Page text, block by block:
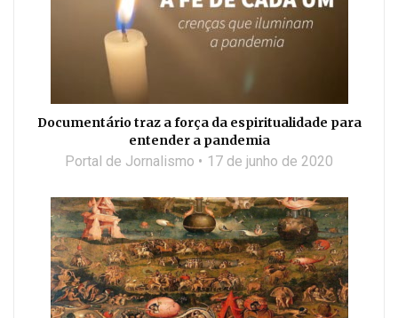
Documentário traz a força da espiritualidade para
entender a pandemia
Portal de Jornalismo 17 de junho de 2020